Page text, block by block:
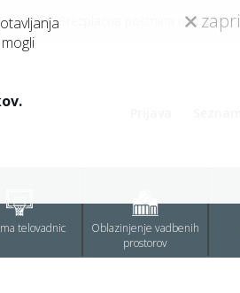
Brezplačna poštnina nad 80€
telovadnic
Oblazinjenje vadbenih
prostorov
zapri